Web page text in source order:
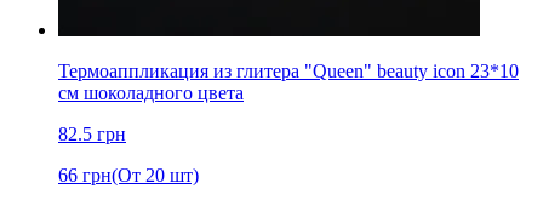
Термоаппликация из глитера "Queen" beauty icon 23*10
см шоколадного цвета
82.5 грн
66 грн(От 20 шт)